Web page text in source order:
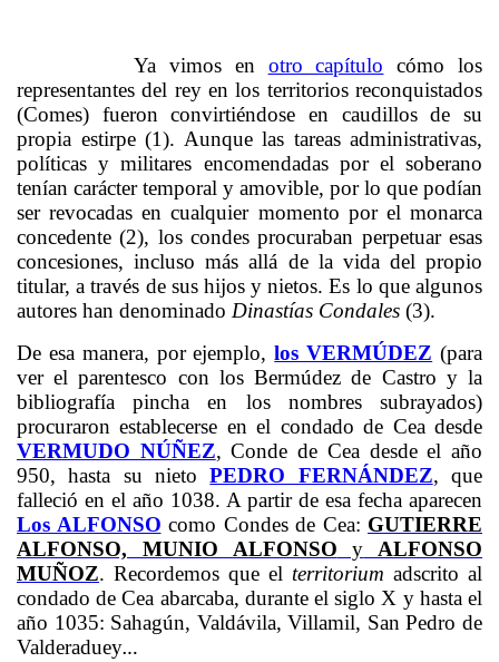
Ya vimos en otro capítulo cómo los
representantes del rey en los territorios reconquistados
(Comes) fueron convirtiéndose en caudillos de su
propia estirpe (1). Aunque las tareas administrativas,
políticas y militares encomendadas por el soberano
tenían carácter temporal y amovible, por lo que podían
ser revocadas en cualquier momento por el monarca
concedente (2), los condes procuraban perpetuar esas
concesiones, incluso más allá de la vida del propio
titular, a través de sus hijos y nietos. Es lo que algunos
autores han denominado Dinastías Condales (3).
De esa manera, por ejemplo,los VERMÚDEZ (para
ver el parentesco con los Bermúdez de Castro y la
bibliografía pincha en los nombres subrayados)
procuraron establecerse en el condado de Cea desde
VERMUDO NÚÑEZ, Conde de Cea desde el año
950, hasta su nietoPEDRO FERNÁNDEZ, que
falleció en el año 1038. A partir de esa fecha aparecen
Los ALFONSO como Condes de Cea: GUTIERRE
ALFONSO, MUNIO ALFONSO y ALFONSO
MUÑOZ. Recordemos que el territorium adscrito al
condado de Cea abarcaba, durante el siglo X y hasta el
año 1035: Sahagún, Valdávila, Villamil, San Pedro de
Valderaduey…